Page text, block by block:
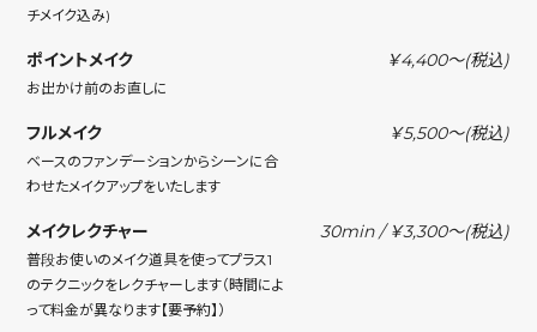
チメイク込み)
ポイントメイク
お出かけ前のお直しに
￥4,400〜(税込)
フルメイク
ベースのファンデーションからシーンに合
わせたメイクアップをいたします
￥5,500〜(税込)
メイクレクチャー
普段お使いのメイク道具を使ってプラス1
のテクニックをレクチャーします（時間によ
って料金が異なります【要予約】）
30min / ￥3,300〜(税込)